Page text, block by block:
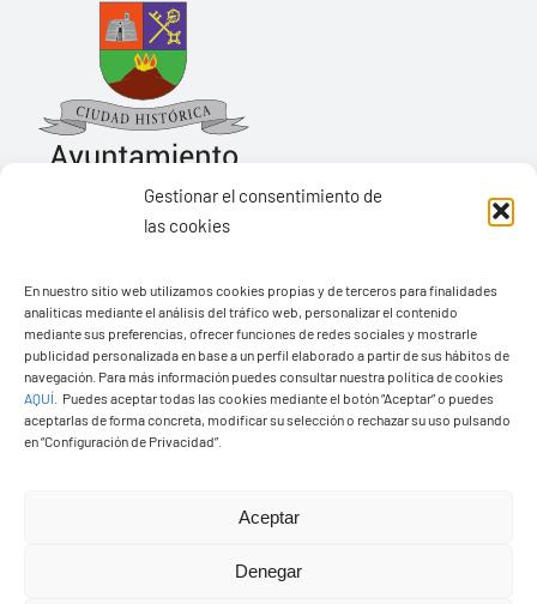
Gestionar el consentimiento de
las cookies
En nuestro sitio web utilizamos cookies propias y de terceros para finalidades
analíticas mediante el análisis del tráfico web, personalizar el contenido
mediante sus preferencias, ofrecer funciones de redes sociales y mostrarle
publicidad personalizada en base a un perfil elaborado a partir de sus hábitos de
navegación. Para más información puedes consultar nuestra política de cookies
AQUÍ
Puedes aceptar todas las cookies mediante el botón “Aceptar” o puedes
aceptarlas de forma concreta, modificar su selección o rechazar su uso pulsando
en “Configuración de Privacidad”.
Aceptar
Denegar
Pza. de Los Remedios, 1
35570 – Yaiza
Tel:928 83 62 20
© Copyright2026 Ayuntamiento de Yaiza - Todos los